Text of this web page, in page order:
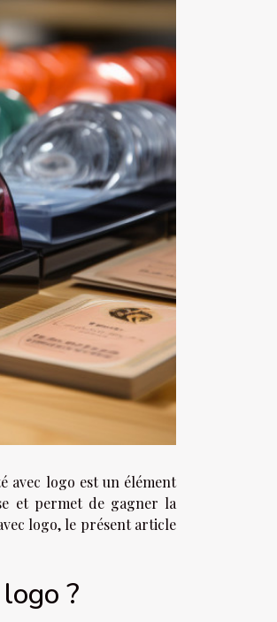
avec logo est un élément
et permet de gagner la
logo, le présent article
?